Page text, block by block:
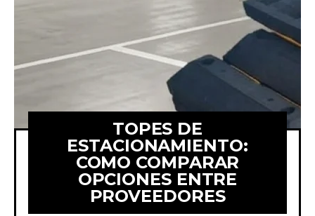
TOPES DE
ESTACIONAMIENTO:
COMO COMPARAR
OPCIONES ENTRE
PROVEEDORES
Aprende a comparar
cotizaciones de topes de